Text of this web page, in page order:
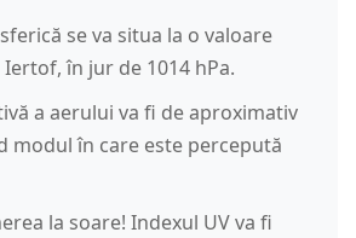
se va situa la o valoare
în jur de 1014 hPa.
a aerului va fi de aproximativ
modul în care este percepută
la soare! Indexul UV va fi